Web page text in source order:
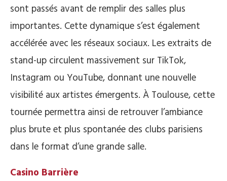
sont passés avant de remplir des salles plus
importantes. Cette dynamique s’est également
accélérée avec les réseaux sociaux. Les extraits de
stand-up circulent massivement sur TikTok,
Instagram ou YouTube, donnant une nouvelle
visibilité aux artistes émergents. À Toulouse, cette
tournée permettra ainsi de retrouver l’ambiance
plus brute et plus spontanée des clubs parisiens
dans le format d’une grande salle.
Casino Barrière